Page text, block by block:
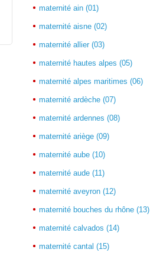
maternité ain (01)
maternité aisne (02)
maternité allier (03)
maternité hautes alpes (05)
maternité alpes maritimes (06)
maternité ardèche (07)
maternité ardennes (08)
maternité ariège (09)
maternité aube (10)
maternité aude (11)
maternité aveyron (12)
maternité bouches du rhône (13)
maternité calvados (14)
maternité cantal (15)